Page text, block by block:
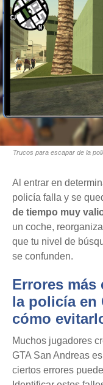
Trucos para escapar de la
Al entrar en
policía falla y se
de tiempo muy
un coche,
que tu nivel de
se confunden.
Errores más
la policía en
cómo
Muchos jugadores
GTA San Andreas
ciertos errores